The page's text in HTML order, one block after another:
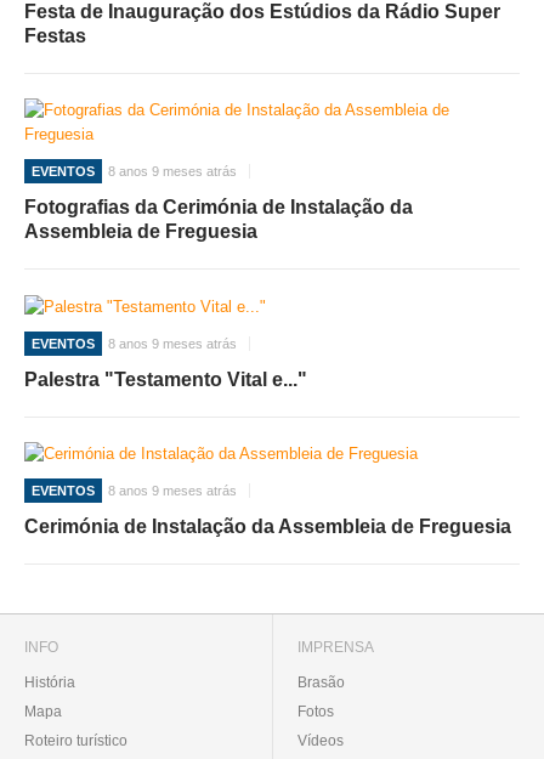
Festa de Inauguração dos Estúdios da Rádio Super
Festas
EVENTOS 8 anos 9 meses atrás
Fotografias da Cerimónia de Instalação da
Assembleia de Freguesia
EVENTOS 8 anos 9 meses atrás
Palestra "Testamento Vital e..."
EVENTOS 8 anos 9 meses atrás
Cerimónia de Instalação da Assembleia de Freguesia
INFO
História
Mapa
Roteiro turístico
IMPRENSA
Brasão
Fotos
Vídeos